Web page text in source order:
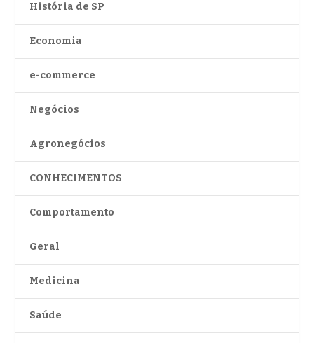
História de SP
Economia
e-commerce
Negócios
Agronegócios
CONHECIMENTOS
Comportamento
Geral
Medicina
Saúde